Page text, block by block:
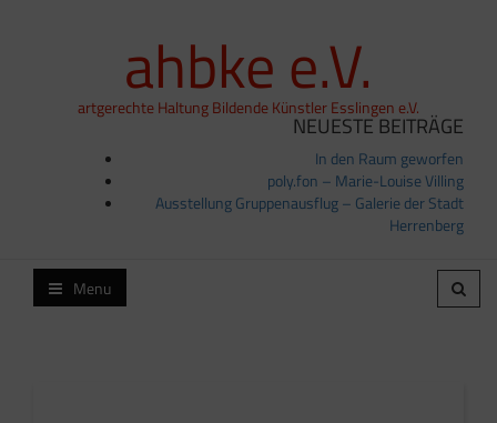
ahbke e.V.
artgerechte Haltung Bildende Künstler Esslingen e.V.
NEUESTE BEITRÄGE
In den Raum geworfen
poly.fon – Marie-Louise Villing
Ausstellung Gruppenausflug – Galerie der Stadt
Herrenberg
Menu